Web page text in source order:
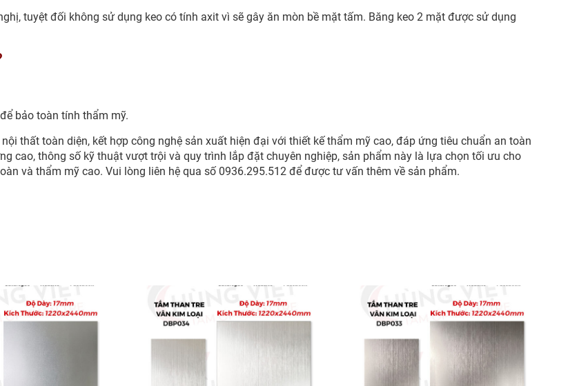
tuyệt đối không sử dụng keo có tính axit vì sẽ gây ăn mòn bề mặt tấm. Băng keo 2 mặt được sử dụng
bảo toàn tính thẩm mỹ.
thất toàn diện, kết hợp công nghệ sản xuất hiện đại với thiết kế thẩm mỹ cao, đáp ứng tiêu chuẩn an toàn
cao, thông số kỹ thuật vượt trội và quy trình lắp đặt chuyên nghiệp, sản phẩm này là lựa chọn tối ưu cho
và thẩm mỹ cao. Vui lòng liên hệ qua số 0936.295.512 để được tư vấn thêm về sản phẩm.